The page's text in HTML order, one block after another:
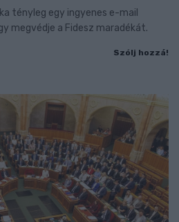
tényleg egy ingyenes e-mail
megvédje a Fidesz maradékát.
Szólj hozzá!